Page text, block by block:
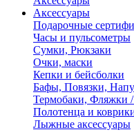
Аксессуары
Подарочные
Часы и пульсометры
Сумки, Рюкзаки
Очки, маски
Кепки и бейсболки
Бафы, Повязки,
Термобаки, Фляжки
Полотенца и
Лыжные аксессуары